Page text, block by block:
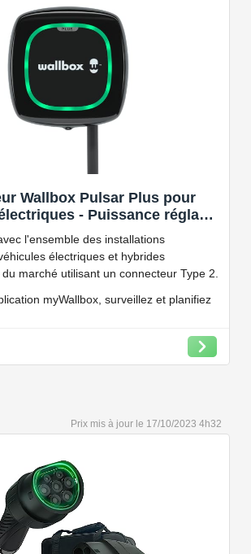
Wallbox Pulsar Plus pour
- Puissance réglable
KW, câble de Charge Type 2,
FI et Bluetooth, OCPP
l'ensemble des installations
électriques et hybrides
marché utilisant un connecteur Type 2.
myWallbox, surveillez et planifiez
installation à l'intérieur et à l'extérieur,
charge à puissance réglable jusqu'à 22
Type 2 de 5 ou 7 mètres de long.
tous les compteurs d'énergie Wallbox
les pannes de courant, les surprises
d'énergie et de charger votre VE avec
solaires.
17/10/2023 4h32